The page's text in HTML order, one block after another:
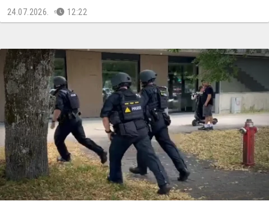
24.07.2026. 12:22